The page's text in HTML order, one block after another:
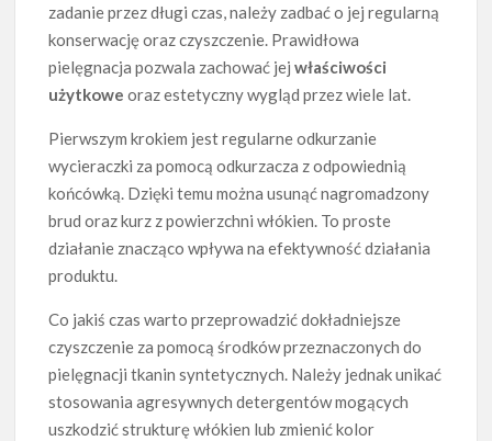
zadanie przez długi czas, należy zadbać o jej regularną
konserwację oraz czyszczenie. Prawidłowa
pielęgnacja pozwala zachować jejwłaściwości
użytkowe oraz estetyczny wygląd przez wiele lat.
Pierwszym krokiem jest regularne odkurzanie
wycieraczki za pomocą odkurzacza z odpowiednią
końcówką. Dzięki temu można usunąć nagromadzony
brud oraz kurz z powierzchni włókien. To proste
działanie znacząco wpływa na efektywność działania
produktu.
Co jakiś czas warto przeprowadzić dokładniejsze
czyszczenie za pomocą środków przeznaczonych do
pielęgnacji tkanin syntetycznych. Należy jednak unikać
stosowania agresywnych detergentów mogących
uszkodzić strukturę włókien lub zmienić kolor